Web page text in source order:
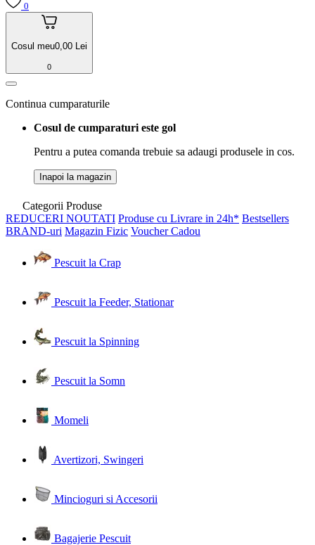
0
Cosul meu0,00 Lei
0
Continua cumparaturile
Cosul de cumparaturi este gol
Pentru a putea comanda trebuie sa adaugi produsele in cos.
Inapoi la magazin
Categorii Produse
REDUCERI NOUTATI Produse cu Livrare in 24h* Bestsellers
BRAND-uri Magazin Fizic Voucher Cadou
Pescuit la Crap
Pescuit la Feeder, Stationar
Pescuit la Spinning
Pescuit la Somn
Momeli
Avertizori, Swingeri
Mincioguri si Accesorii
Bagajerie Pescuit